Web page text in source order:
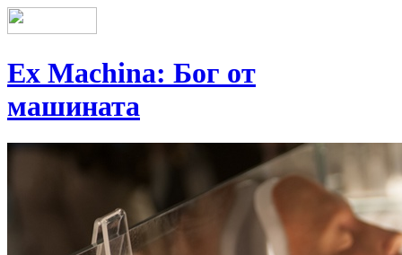
Ex Machina: Бог от
машината